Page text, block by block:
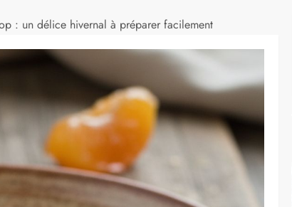
: un délice hivernal à préparer facilement